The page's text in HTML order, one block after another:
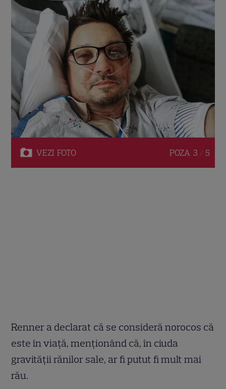
VEZI FOTO POZA 3 / 5
Renner a declarat că se consideră norocos că
este în viață, menționând că, în ciuda
gravității rănilor sale, ar fi putut fi mult mai
rău.